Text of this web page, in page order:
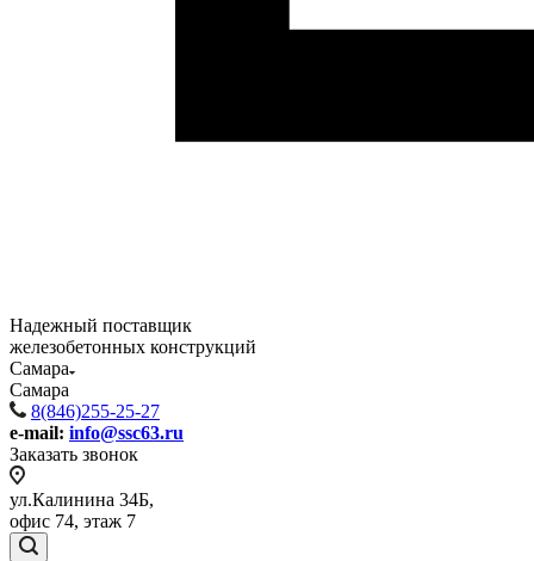
Надежный поставщик
железобетонных конструкций
Самара
Самара
8(846)255-25-27
e-mail: info@ssc63.ru
Заказать звонок
ул.Калинина 34Б,
офис 74, этаж 7